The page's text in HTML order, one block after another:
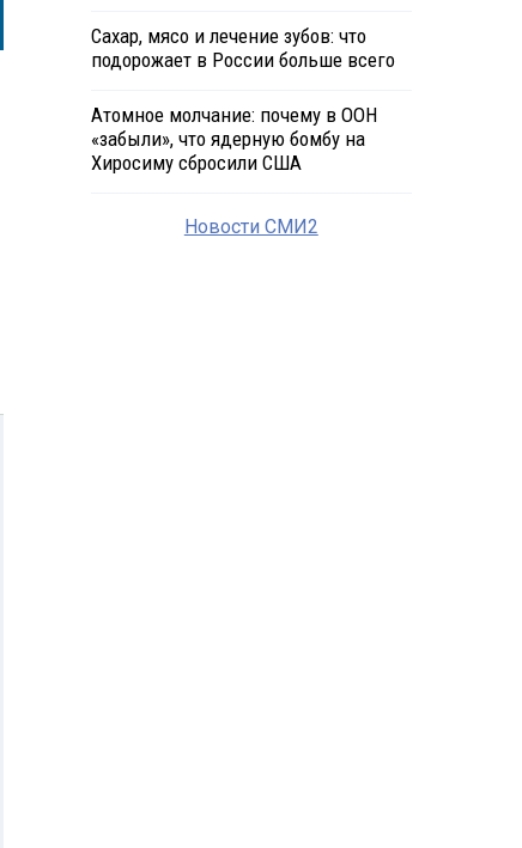
Сахар, мясо и лечение зубов: что
подорожает в России больше всего
Атомное молчание: почему в ООН
«забыли», что ядерную бомбу на
Хиросиму сбросили США
Новости СМИ2